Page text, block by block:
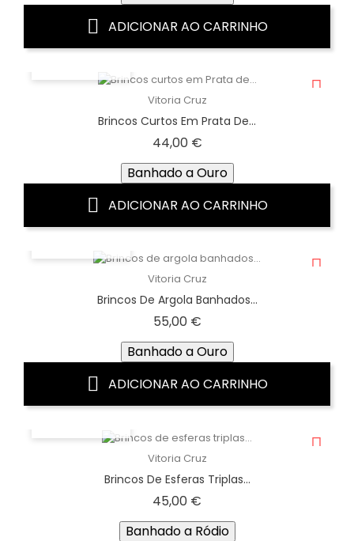
ADICIONAR AO CARRINHO
Vitoria Cruz
Brincos Curtos Em Prata De...
44,00 €Preço
Banhado a Ouro
ADICIONAR AO CARRINHO
Vitoria Cruz
Brincos De Argola Banhados...
55,00 €Preço
Banhado a Ouro
ADICIONAR AO CARRINHO
Vitoria Cruz
Brincos De Esferas Triplas...
45,00 €
Banhado a Ródio